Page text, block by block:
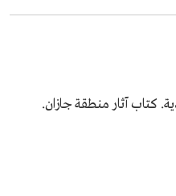
كتاب آثار منطقة جازان.